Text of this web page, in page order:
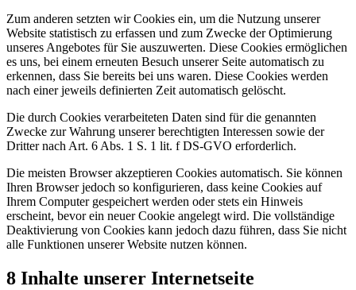
Zum anderen setzten wir Cookies ein, um die Nutzung unserer
Website statistisch zu erfassen und zum Zwecke der Optimierung
unseres Angebotes für Sie auszuwerten. Diese Cookies ermöglichen
es uns, bei einem erneuten Besuch unserer Seite automatisch zu
erkennen, dass Sie bereits bei uns waren. Diese Cookies werden
nach einer jeweils definierten Zeit automatisch gelöscht.
Die durch Cookies verarbeiteten Daten sind für die genannten
Zwecke zur Wahrung unserer berechtigten Interessen sowie der
Dritter nach Art. 6 Abs. 1 S. 1 lit. f DS-GVO erforderlich.
Die meisten Browser akzeptieren Cookies automatisch. Sie können
Ihren Browser jedoch so konfigurieren, dass keine Cookies auf
Ihrem Computer gespeichert werden oder stets ein Hinweis
erscheint, bevor ein neuer Cookie angelegt wird. Die vollständige
Deaktivierung von Cookies kann jedoch dazu führen, dass Sie nicht
alle Funktionen unserer Website nutzen können.
8 Inhalte unserer Internetseite